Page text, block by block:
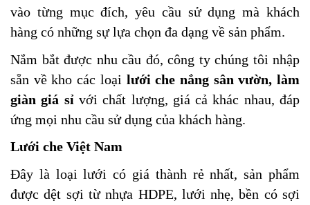
vào từng mục đích, yêu cầu sử dụng mà khách
hàng có những sự lựa chọn đa dạng về sản phẩm.
Nắm bắt được nhu cầu đó, công ty chúng tôi nhập
sẵn về kho các loại lưới che nắng sân vườn, làm
giàn giá sỉ với chất lượng, giá cả khác nhau, đáp
ứng mọi nhu cầu sử dụng của khách hàng.
Lưới che Việt Nam
Đây là loại lưới có giá thành rẻ nhất, sản phẩm
được dệt sợi từ nhựa HDPE, lưới nhẹ, bền có sợi